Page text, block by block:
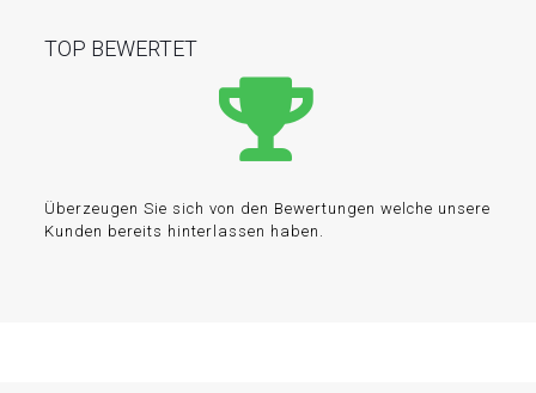
TOP BEWERTET
Überzeugen Sie sich von den Bewertungen welche unsere
Kunden bereits hinterlassen haben.